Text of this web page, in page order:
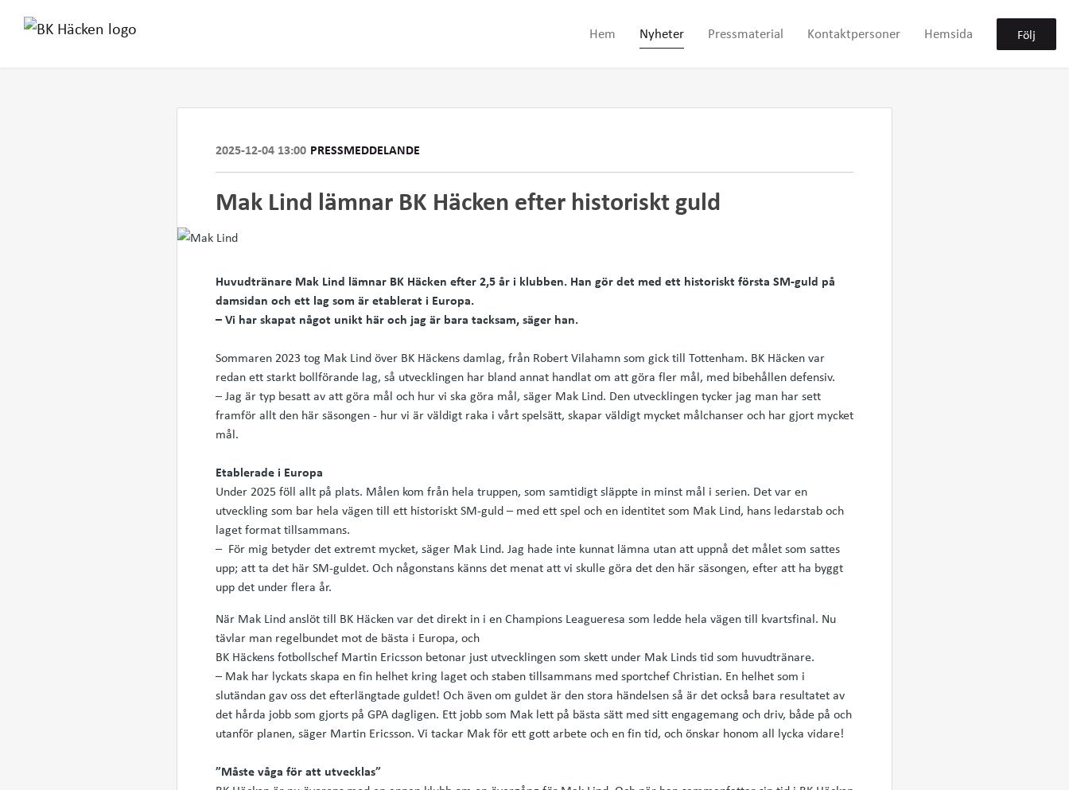
Hem Nyheter Pressmaterial Kontaktpersoner Hemsida Följ
2025-12-04 13:00 PRESSMEDDELANDE
Mak Lind lämnar BK Häcken efter historiskt guld
Huvudtränare Mak Lind lämnar BK Häcken efter 2,5 år i klubben. Han gör det med ett historiskt första SM-guld på
damsidan och ett lag som är etablerat i Europa.
– Vi har skapat något unikt här och jag är bara tacksam, säger han.
Sommaren 2023 tog Mak Lind över BK Häckens damlag, från Robert Vilahamn som gick till Tottenham. BK Häcken var
redan ett starkt bollförande lag, så utvecklingen har bland annat handlat om att göra fler mål, med bibehållen defensiv.
– Jag är typ besatt av att göra mål och hur vi ska göra mål, säger Mak Lind. Den utvecklingen tycker jag man har sett
framför allt den här säsongen - hur vi är väldigt raka i vårt spelsätt, skapar väldigt mycket målchanser och har gjort mycket
mål.
Etablerade i Europa
Under 2025 föll allt på plats. Målen kom från hela truppen, som samtidigt släppte in minst mål i serien. Det var en
utveckling som bar hela vägen till ett historiskt SM-guld – med ett spel och en identitet som Mak Lind, hans ledarstab och
laget format tillsammans.
– För mig betyder det extremt mycket, säger Mak Lind. Jag hade inte kunnat lämna utan att uppnå det målet som sattes
upp; att ta det här SM-guldet. Och någonstans känns det menat att vi skulle göra det den här säsongen, efter att ha byggt
upp det under flera år.
När Mak Lind anslöt till BK Häcken var det direkt in i en Champions Leagueresa som ledde hela vägen till kvartsfinal. Nu
tävlar man regelbundet mot de bästa i Europa, och
BK Häckens fotbollschef Martin Ericsson betonar just utvecklingen som skett under Mak Linds tid som huvudtränare.
– Mak har lyckats skapa en fin helhet kring laget och staben tillsammans med sportchef Christian. En helhet som i
slutändan gav oss det efterlängtade guldet! Och även om guldet är den stora händelsen så är det också bara resultatet av
det hårda jobb som gjorts på GPA dagligen. Ett jobb som Mak lett på bästa sätt med sitt engagemang och driv, både på och
utanför planen, säger Martin Ericsson. Vi tackar Mak för ett gott arbete och en fin tid, och önskar honom all lycka vidare!
”Måste våga för att utvecklas”